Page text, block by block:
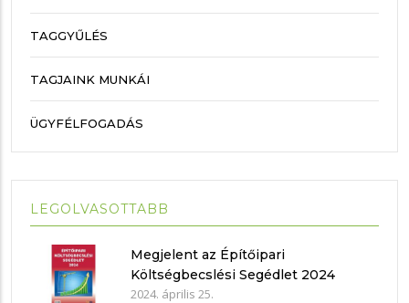
TAGGYŰLÉS
TAGJAINK MUNKÁI
ÜGYFÉLFOGADÁS
LEGOLVASOTTABB
Megjelent az Építőipari
Költségbecslési Segédlet 2024
2024. április 25.